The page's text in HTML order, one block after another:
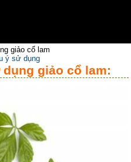
giảo cổ lam
ý sử dụng
giảo cổ lam: